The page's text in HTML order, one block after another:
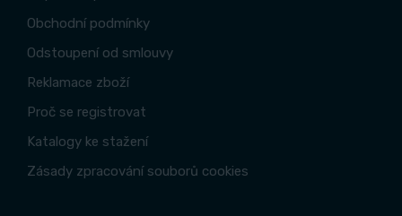
Obchodní podmínky
Odstoupení od smlouvy
Reklamace zboží
Proč se registrovat
Katalogy ke stažení
Zásady zpracování souborů cookies